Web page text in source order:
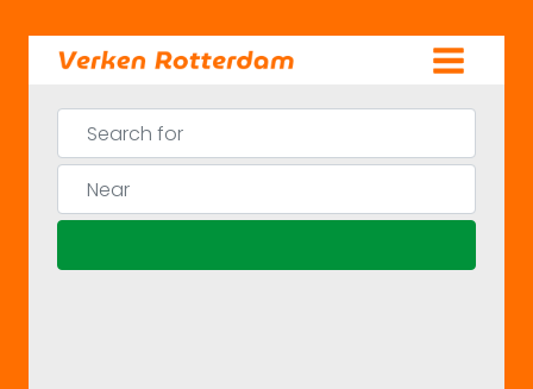
content
Search for
Near